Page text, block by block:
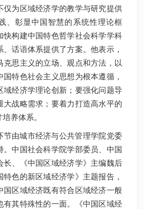
仅为区域经济学的教学与研究提供
、彰显中国智慧的系统性理论框
快构建中国特色哲学社会科学学科
、话语体系提供了方案。他表示，
克思主义的立场、观点和方法，以
国特色社会主义思想为根本遵循，
域经济学理论创新；要强化问题导
大战略需求；要着力打造高水平的
养体系。
节由城市经济与公共管理学院党委
。中国社会科学院学部委员、中国
长、《中国区域经济学》主编魏后
特色的新区域经济学》主题报告，
国区域经济既有符合区域经济一般
有其特殊性的一面。《中国区域经